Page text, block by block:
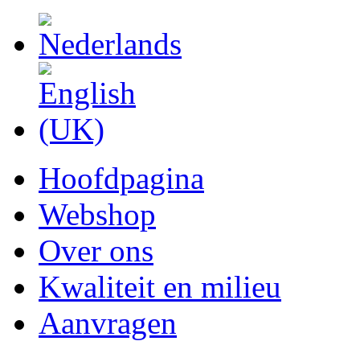
Hoofdpagina
Webshop
Over ons
Kwaliteit en milieu
Aanvragen